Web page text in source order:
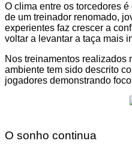
O clima entre os torcedores
de um treinador renomado,
experientes faz crescer a
voltar a levantar a taça mais
Nos treinamentos realizados
ambiente tem sido descrito
jogadores demonstrando
O sonho continua